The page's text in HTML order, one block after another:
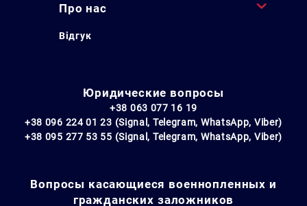
Про нас
Відгук
Юридические вопросы
+38 063 077 16 19
+38 096 224 01 23 (Signal, Telegram, WhatsApp, Viber)
+38 095 277 53 55 (Signal, Telegram, WhatsApp, Viber)
Вопросы касающиеся военнопленных и
гражданских заложников